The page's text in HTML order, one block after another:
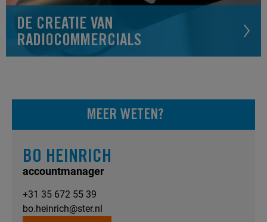
DE CREATIE VAN
RADIOCOMMERCIALS
MEER WETEN?
BO HEINRICH
accountmanager
+31 35 672 55 39
bo.heinrich@ster.nl